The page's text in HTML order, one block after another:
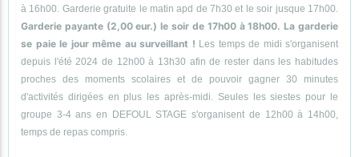
à 16h00. Garderie gratuite le matin apd de 7h30 et le soir jusque 17h00.
Garderie payante (2,00 eur.) le soir de 17h00 à 18h00. La garderie
se paie le jour même au surveillant ! Les temps de midi s'organisent
depuis l'été 2024 de 12h00 à 13h30 afin de rester dans les habitudes
proches des moments scolaires et de pouvoir gagner 30 minutes
d'activités dirigées en plus les après-midi. Seules les siestes pour le
groupe 3-4 ans en DEFOUL STAGE s'organisent de 12h00 à 14h00,
temps de repas compris.